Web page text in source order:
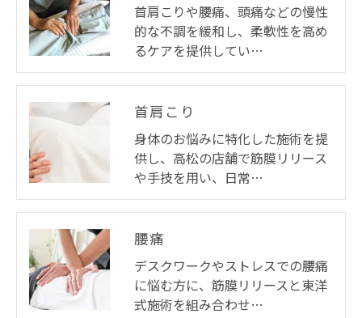
首肩こりや腰痛、頭痛などの慢性
的な不調を緩和し、柔軟性を高め
るケアを提供してい…
首肩こり
身体のお悩みに特化した施術を提
供し、高松の店舗で筋膜リリース
や手技を用い、日常…
腰痛
デスクワークやストレスでの腰痛
に悩む方に、筋膜リリースと東洋
式施術を組み合わせ…